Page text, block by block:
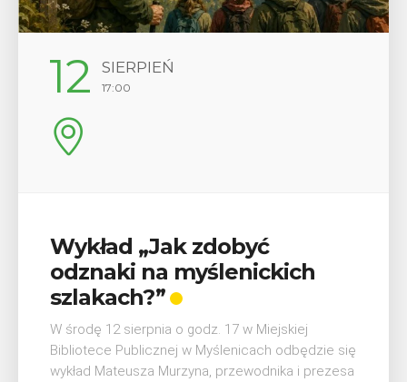
29 SIERPIEŃ
V Turniej Myślimira.
Mieszczanie i rzemieślnicy
W ostatni weekend wakacji, czyli 29-30 sierpnia w
Myślenicach odbędzie się piąta edycja Turnieju
Myślimira. Wydarzenie organizowane przez
Muzeum Niepodległości w Myślenicach odbędzie